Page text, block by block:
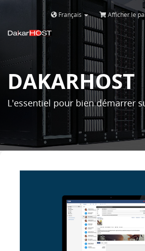
Français Afficher le
DAKARHOST
L'essentiel pour bien démarrer